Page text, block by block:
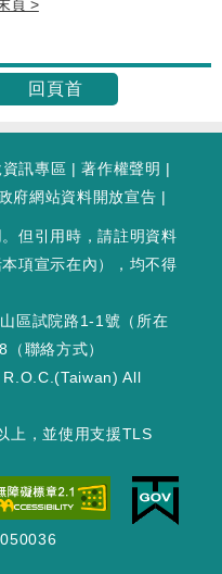
回頁首
訊專區 |著作權聲明 |
府網站資料開放宣告 |
但引用時，請註明資料
項宣示在內），均不得
區試院路1-1號（ 所在
（聯絡方式）
All
上，並使用支援TLS